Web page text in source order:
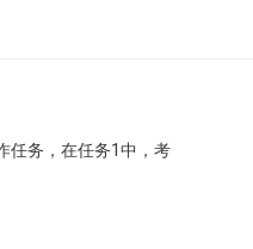
任务，在任务1中，考